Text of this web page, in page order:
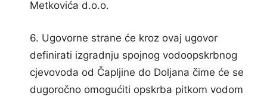
Metkovića d.o.o.
6. Ugovorne strane će kroz ovaj ugovor
definirati izgradnju spojnog vodoopskrbnog
cjevovoda od Čapljine do Doljana čime će se
dugoročno omogućiti opskrba pitkom vodom